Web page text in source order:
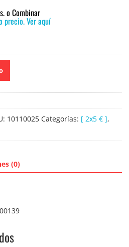
o Combinar
precio. Ver aquí
10110025 Categorías: [ 2x5 € ],
(0)